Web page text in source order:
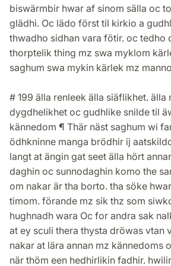
biswärmbir hwar af sinom sälla oc
glädhi. Oc lädo först til kirkio a
thwadho sidhan vara fötir. oc tedho
thorptelik thing mz swa myklom
saghum swa mykin kärlek mz
# 199 älla renleek älla siäflikhet. älla
dygdhelikhet oc gudhlike snilde til
kännedom ¶ Thär näst saghum wi
ödhkninne manga brödhir ij
langt at ängin gat seet älla hört
daghin oc sunnodaghin komo the
om nakar är tha borto. tha söke
timom. förande mz sik thz som
hughnadh wara Oc for andra sak
at ey sculi thera thysta dröwas vtan
nakar at lära annan mz kännedoms
när thöm een hedhirlikin fadhir.